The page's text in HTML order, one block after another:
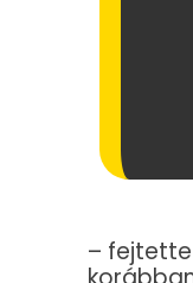
– fejtette